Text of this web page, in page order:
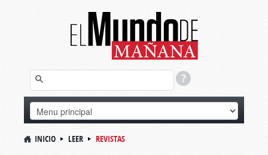
INICIO LEER REVISTAS